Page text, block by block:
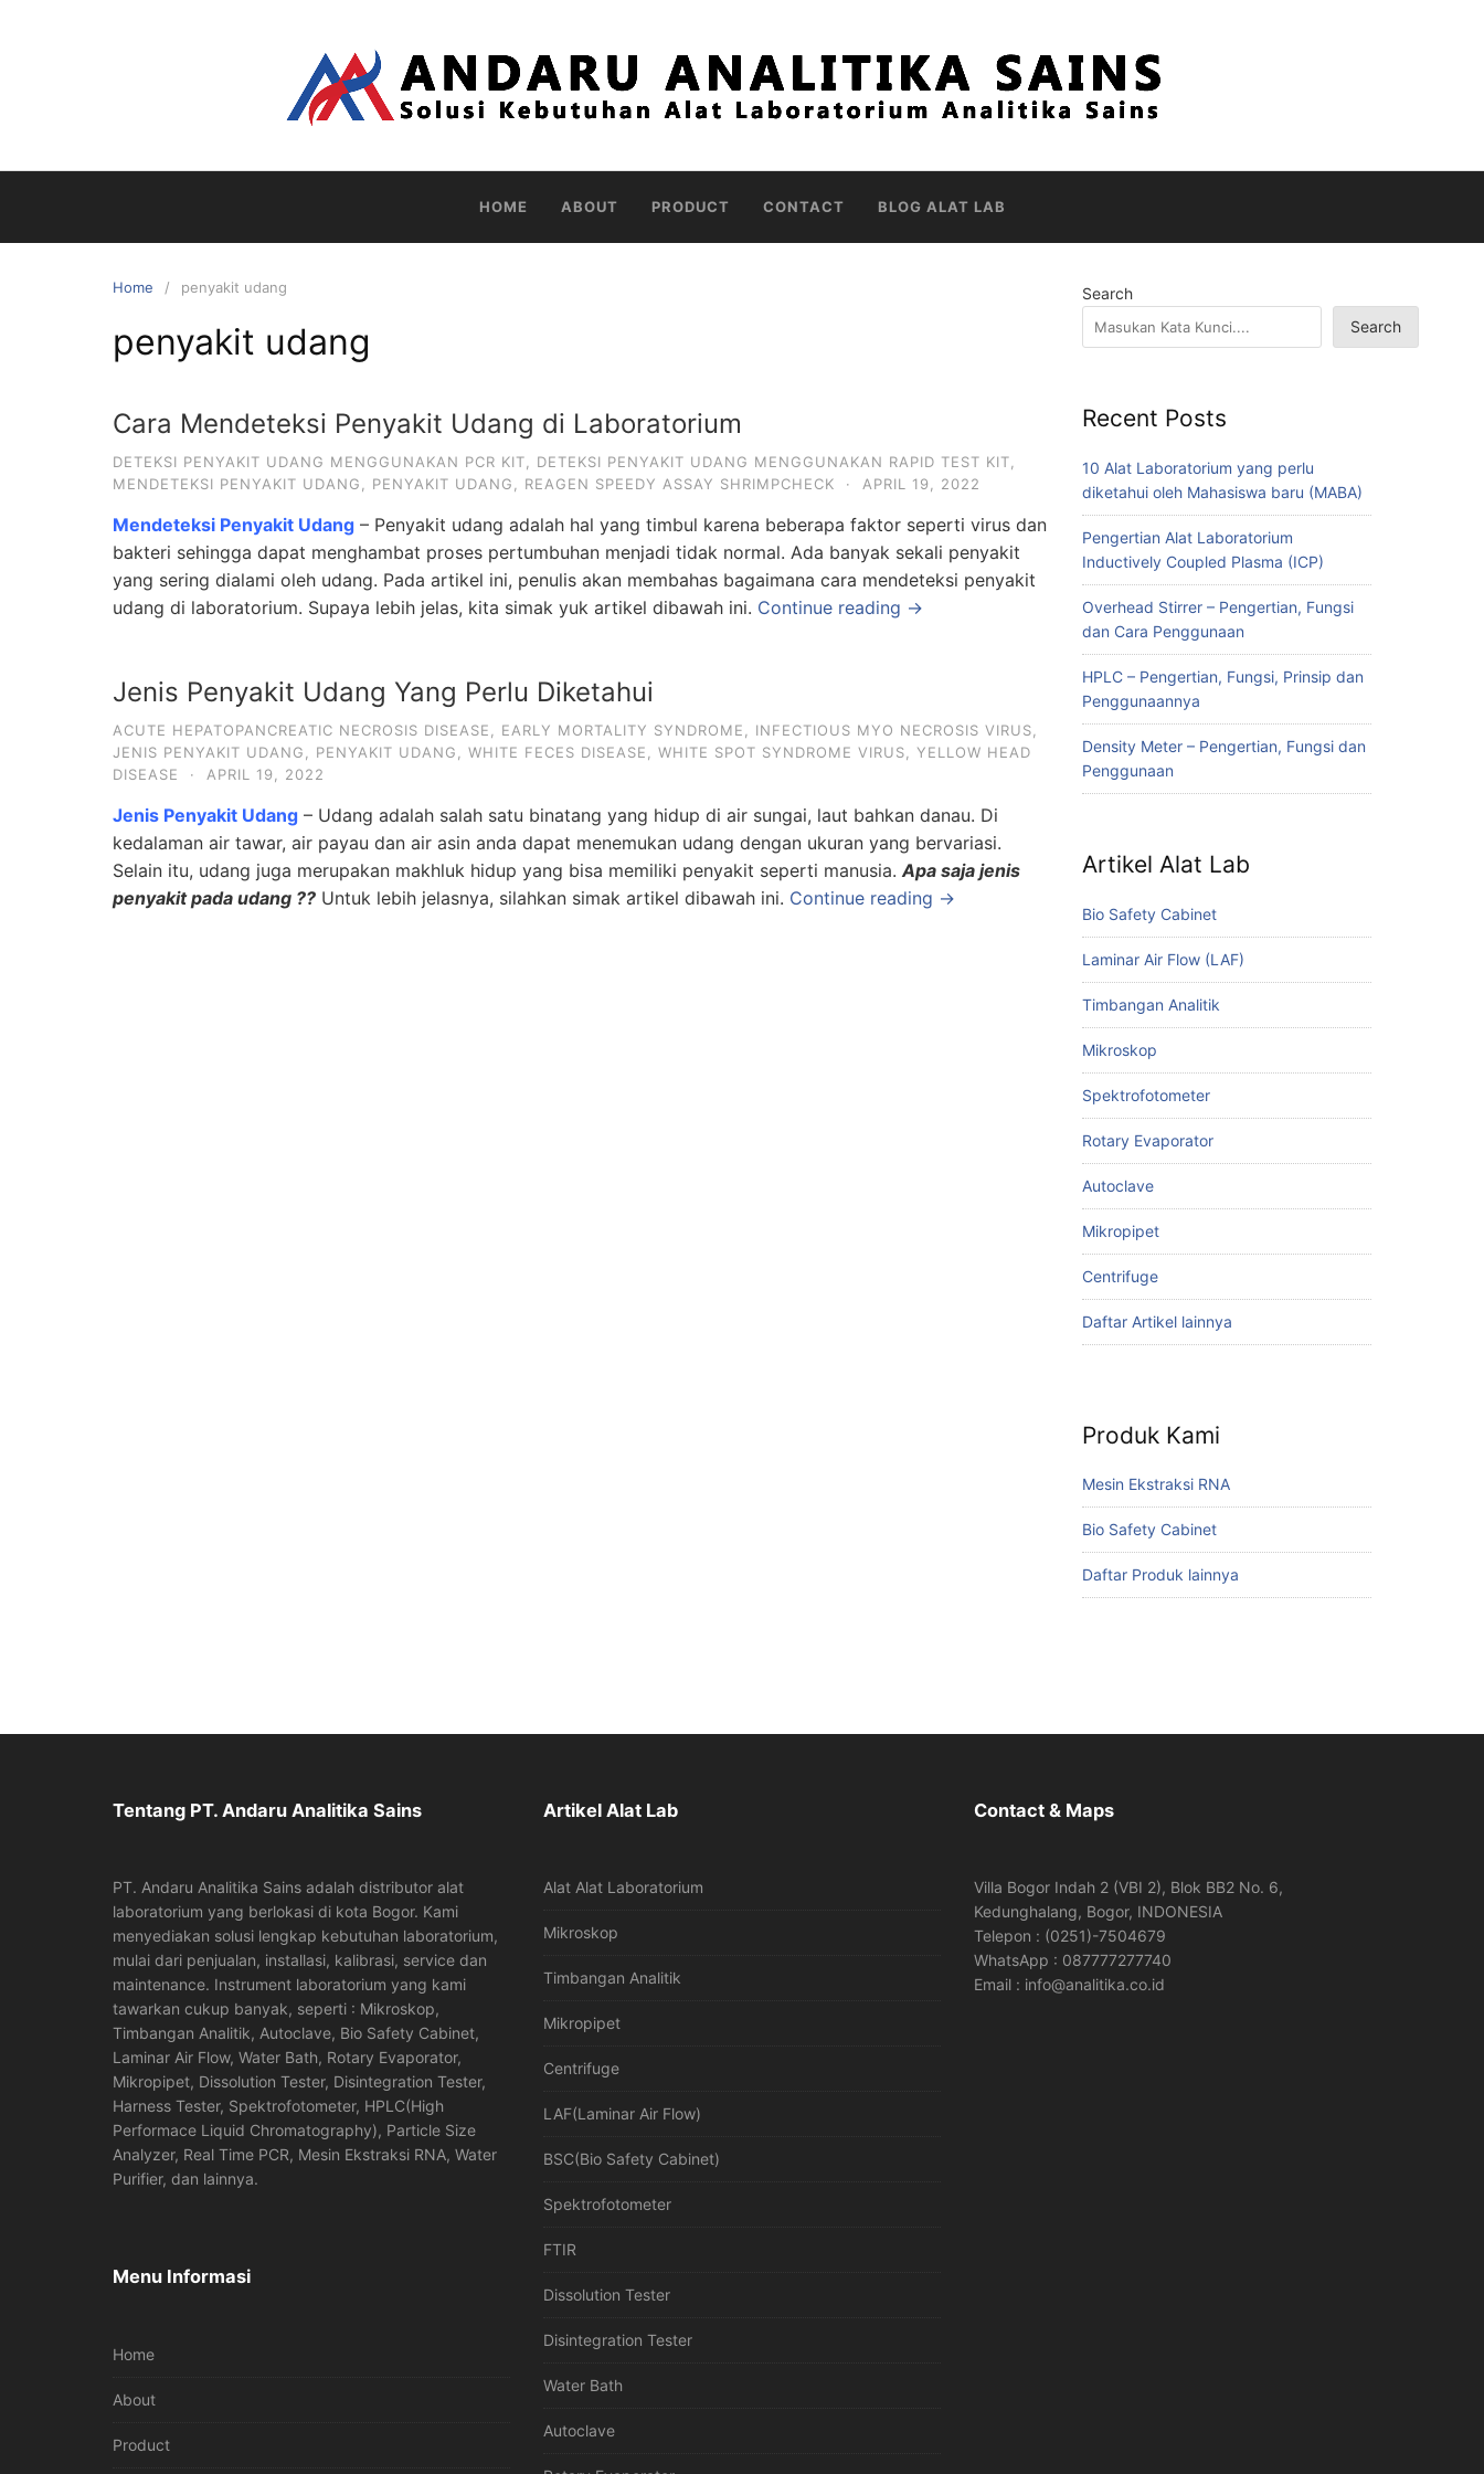
HOME ABOUT PRODUCT CONTACT BLOG ALAT LAB
Home penyakit udang
penyakit udang
Cara Mendeteksi Penyakit Udang di Laboratorium
DETEKSI PENYAKIT UDANG MENGGUNAKAN PCR KIT DETEKSI PENYAKIT UDANG MENGGUNAKAN RAPID TEST KIT
MENDETEKSI PENYAKIT UDANG
PENYAKIT UDANG REAGEN SPEEDY ASSAY SHRIMPCHECK · APRIL 19, 2022
Mendeteksi Penyakit Udang – Penyakit udang adalah hal yang timbul karena beberapa faktor seperti virus dan
bakteri sehingga dapat menghambat proses pertumbuhan menjadi tidak normal. Ada banyak sekali penyakit
yang sering dialami oleh udang. Pada artikel ini, penulis akan membahas bagaimana cara mendeteksi penyakit
udang di laboratorium. Supaya lebih jelas, kita simak yuk artikel dibawah ini. Continue reading →
Jenis Penyakit Udang Yang Perlu Diketahui
ACUTE HEPATOPANCREATIC NECROSIS DISEASE EARLY MORTALITY SYNDROME INFECTIOUS MYO NECROSIS VIRUS
JENIS PENYAKIT UDANG
PENYAKIT UDANG WHITE FECES DISEASE WHITE SPOT SYNDROME VIRUS
YELLOW HEAD
DISEASE
· APRIL 19, 2022
Jenis Penyakit Udang – Udang adalah salah satu binatang yang hidup di air sungai, laut bahkan danau. Di
kedalaman air tawar, air payau dan air asin anda dapat menemukan udang dengan ukuran yang bervariasi.
Selain itu, udang juga merupakan makhluk hidup yang bisa memiliki penyakit seperti manusia.Apa saja jenis
penyakit pada udang ?? Untuk lebih jelasnya, silahkan simak artikel dibawah ini. Continue reading →
Search
Search
Recent Posts
10 Alat Laboratorium yang perlu
diketahui oleh Mahasiswa baru (MABA)
Pengertian Alat Laboratorium
Inductively Coupled Plasma (ICP)
Overhead Stirrer – Pengertian, Fungsi
dan Cara Penggunaan
HPLC – Pengertian, Fungsi, Prinsip dan
Penggunaannya
Density Meter – Pengertian, Fungsi dan
Penggunaan
Artikel Alat Lab
Bio Safety Cabinet
Laminar Air Flow (LAF)
Timbangan Analitik
Mikroskop
Spektrofotometer
Rotary Evaporator
Autoclave
Mikropipet
Centrifuge
Daftar Artikel lainnya
Produk Kami
Mesin Ekstraksi RNA
Bio Safety Cabinet
Daftar Produk lainnya
Tentang PT. Andaru Analitika Sains
PT. Andaru Analitika Sains adalah distributor alat
laboratorium yang berlokasi di kota Bogor. Kami
menyediakan solusi lengkap kebutuhan laboratorium,
mulai dari penjualan, installasi, kalibrasi, service dan
maintenance. Instrument laboratorium yang kami
tawarkan cukup banyak, seperti : Mikroskop,
Timbangan Analitik, Autoclave, Bio Safety Cabinet,
Laminar Air Flow, Water Bath, Rotary Evaporator,
Mikropipet, Dissolution Tester, Disintegration Tester,
Harness Tester, Spektrofotometer, HPLC(High
Performace Liquid Chromatography), Particle Size
Analyzer, Real Time PCR, Mesin Ekstraksi RNA, Water
Purifier, dan lainnya.
Menu Informasi
Home
About
Product
Artikel Alat Lab
Alat Alat Laboratorium
Mikroskop
Timbangan Analitik
Mikropipet
Centrifuge
LAF(Laminar Air Flow)
BSC(Bio Safety Cabinet)
Spektrofotometer
FTIR
Dissolution Tester
Disintegration Tester
Water Bath
Autoclave
Contact & Maps
Villa Bogor Indah 2 (VBI 2), Blok BB2 No. 6,
Kedunghalang, Bogor, INDONESIA
Telepon : (0251)-7504679
WhatsApp : 087777277740
Email : info@analitika.co.id